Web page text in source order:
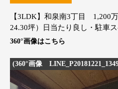
【3LDK】和泉南3丁目 1,200
24.30坪）日当たり良し・駐車
360°画像はこちら
(360°画像